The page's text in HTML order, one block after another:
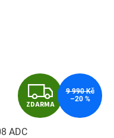
Z
D
ZDARMA
9 990 Kč
–20 %
ADC